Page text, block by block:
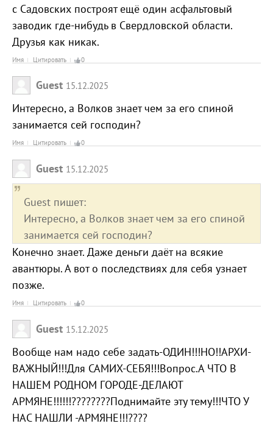
с Садовских построят ещё один асфальтовый
заводик где-нибудь в Свердловской области.
Друзья как никак.
Имя Цитировать 0
Guest 15.12.2025
Интересно, а Волков знает чем за его спиной
занимается сей господин?
Имя Цитировать 0
Guest 15.12.2025
Guest пишет:
Интересно, а Волков знает чем за его спиной
занимается сей господин?
Конечно знает. Даже деньги даёт на всякие
авантюры. А вот о последствиях для себя узнает
позже.
Имя Цитировать 0
Guest 15.12.2025
Вообще нам надо себе задать-ОДИН!!!НО!!АРХИ-
ВАЖНЫЙ!!!Для САМИХ-СЕБЯ!!!Вопрос.А ЧТО В
НАШЕМ РОДНОМ ГОРОДЕ-ДЕЛАЮТ
АРМЯНЕ!!!!!!????????Поднимайте эту тему!!!ЧТО У
НАС НАШЛИ -АРМЯНЕ!!!????